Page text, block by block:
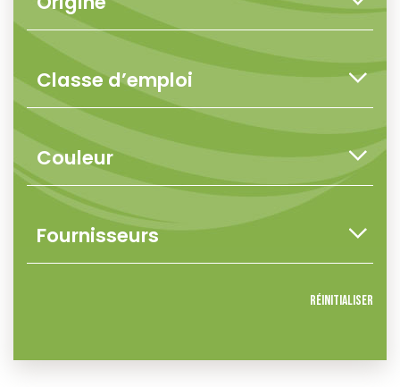
Réinitialiser